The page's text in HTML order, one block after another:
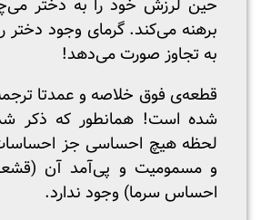
حین لرزش خود را به دختر
برهنه می‌کند. گرمای وجود
به تجاوز صورت می‌دهد!
قطعه‌ی فوق خلاصه و عمدتا
شده است! همانطور که ذکر
لحظه هیچ احساسی جز
و مسمومیت و پی‌آمد آن
احساس سرما) وجود ندارد.